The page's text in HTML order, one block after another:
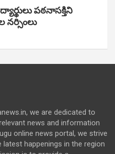
పఠ‌నాసక్తిని
we are dedicated to
news and information
online news portal, we strive
happenings in the region